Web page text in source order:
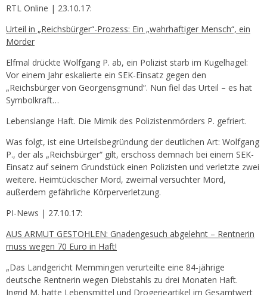
RTL Online | 23.10.17:
Urteil in „Reichsbürger“-Prozess: Ein „wahrhaftiger Mensch“, ein
Mörder
Elfmal drückte Wolfgang P. ab, ein Polizist starb im Kugelhagel:
Vor einem Jahr eskalierte ein SEK-Einsatz gegen den
„Reichsbürger von Georgensgmünd“. Nun fiel das Urteil – es hat
Symbolkraft…
Lebenslange Haft. Die Mimik des Polizistenmörders P. gefriert.
Was folgt, ist eine Urteilsbegründung der deutlichen Art: Wolfgang
P., der als „Reichsbürger“ gilt, erschoss demnach bei einem SEK-
Einsatz auf seinem Grundstück einen Polizisten und verletzte zwei
weitere. Heimtückischer Mord, zweimal versuchter Mord,
außerdem gefährliche Körperverletzung.
PI-News | 27.10.17:
AUS ARMUT GESTOHLEN: Gnadengesuch abgelehnt – Rentnerin
muss wegen 70 Euro in Haft!
„Das Landgericht Memmingen verurteilte eine 84-jährige
deutsche Rentnerin wegen Diebstahls zu drei Monaten Haft.
Ingrid M. hatte Lebensmittel und Drogerieartikel im Gesamtwert